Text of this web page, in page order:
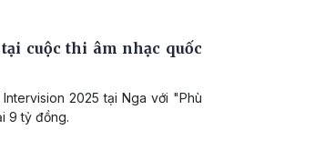
cuộc thi âm nhạc quốc
2025 tại Nga với "Phù
9 tỷ đồng.